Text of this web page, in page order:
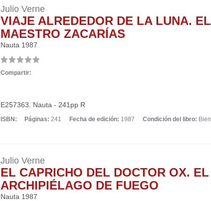
Julio Verne
VIAJE ALREDEDOR DE LA LUNA. EL
MAESTRO ZACARÍAS
Nauta 1987
Compartir:
E257363. Nauta - 241pp R
ISBN: Páginas: 241 Fecha de edición: 1987 Condición del libro: Bien
Julio Verne
EL CAPRICHO DEL DOCTOR OX. EL
ARCHIPIÉLAGO DE FUEGO
Nauta 1987